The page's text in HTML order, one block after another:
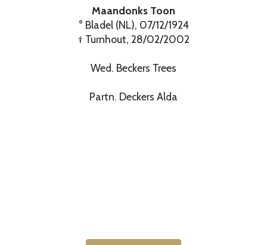
Maandonks Toon
° Bladel (NL), 07/12/1924
† Turnhout, 28/02/2002
Wed. Beckers Trees
Partn. Deckers Alda